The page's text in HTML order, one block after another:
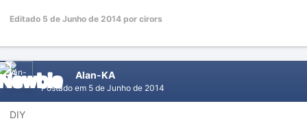
Editado 5 de Junho de 2014 por cirors
Alan-KA
Postado em 5 de Junho de 2014
DIY